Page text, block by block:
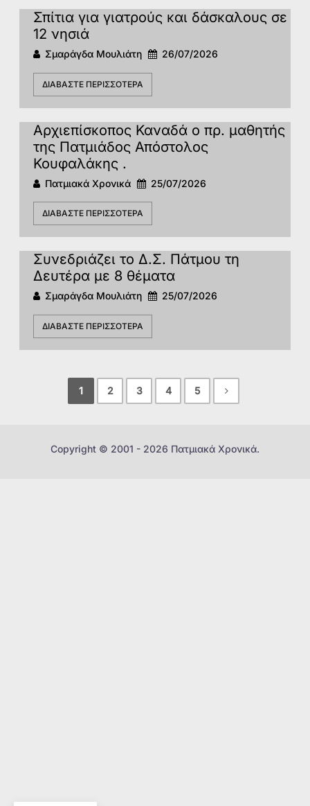
Σπίτια για γιατρούς και δάσκαλους σε
12 νησιά
Σμαράγδα Μουλιάτη 26/07/2026
ΔΙΑΒΆΣΤΕ ΠΕΡΙΣΣΌΤΕΡΑ
Αρχιεπίσκοπος Καναδά ο πρ. μαθητής
της Πατμιάδος Απόστολος
Κουφαλάκης .
Πατμιακά Χρονικά 25/07/2026
ΔΙΑΒΆΣΤΕ ΠΕΡΙΣΣΌΤΕΡΑ
Συνεδριάζει το Δ.Σ. Πάτμου τη
Δευτέρα με 8 θέματα
Σμαράγδα Μουλιάτη 25/07/2026
ΔΙΑΒΆΣΤΕ ΠΕΡΙΣΣΌΤΕΡΑ
1 2 3 4 5
Copyright © 2001 - 2026 Πατμιακά Χρονικά.